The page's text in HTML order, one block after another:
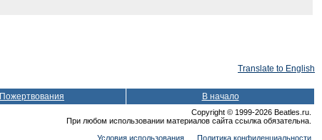
Translate to English
Пожертвования В начало
Copyright © 1999-2026 Beatles.ru.
При любом использовании материалов сайта ссылка обязательна.
Условия использования
Политика конфиденциальности